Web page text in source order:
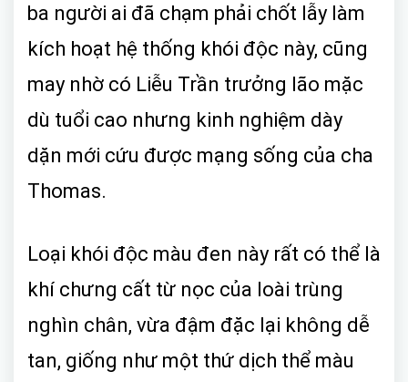
ba người ai đã chạm phải chốt lẫy làm
kích hoạt hệ thống khói độc này, cũng
may nhờ có Liễu Trần trưởng lão mặc
dù tuổi cao nhưng kinh nghiệm dày
dặn mới cứu được mạng sống của cha
Thomas.
Loại khói độc màu đen này rất có thể là
khí chưng cất từ nọc của loài trùng
nghìn chân, vừa đậm đặc lại không dễ
tan, giống như một thứ dịch thể màu